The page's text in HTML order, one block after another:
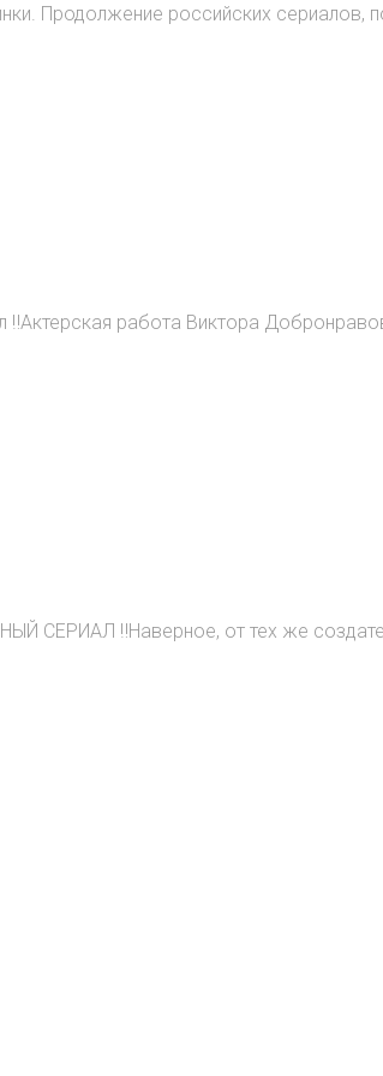
Продолжение российских сериалов,
работа Виктора
‼️Наверное, от тех же